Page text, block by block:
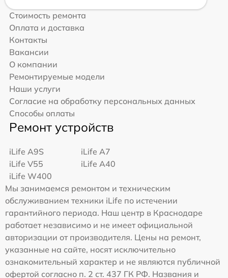
Стоимость ремонта
Оплата и доставка
Контакты
Вакансии
О компании
Ремонтируемые модели
Наши услуги
Согласие на обработку персональных данных
Способы оплаты
Ремонт устройств
iLife A9S
iLife A7
iLife V55
iLife A40
iLife W400
Мы занимаемся ремонтом и техническим
обслуживанием техники iLife по истечении
гарантийного периода. Наш центр в Краснодаре
работает независимо и не имеет официальной
авторизации от производителя. Цены на ремонт,
указанные на сайте, носят исключительно
ознакомительный характер и не являются публичной
офертой согласно п. 2 ст. 437 ГК РФ. Названия и